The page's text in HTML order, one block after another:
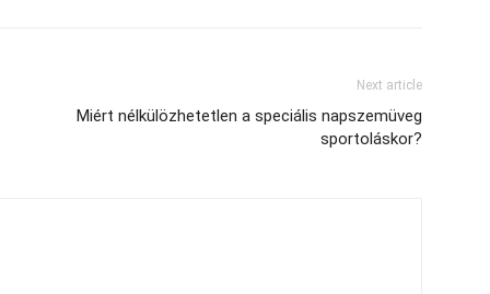
Next article
Miért nélkülözhetetlen a speciális napszemüveg
sportoláskor?